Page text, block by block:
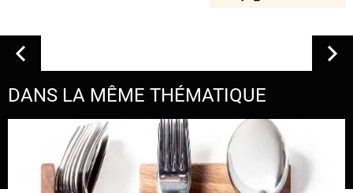
DANS LA MÊME THÉMATIQUE